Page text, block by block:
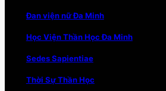
Đan viện nữ Đa Minh
Học Viện Thần Học Đa Minh
Sedes Sapientiae
Thời Sự Thần Học